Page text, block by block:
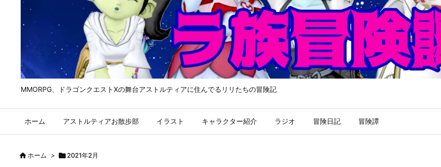
MMORPG、ドラゴンクエストⅩの舞台アストルティアに住んでるリリたちの冒険記
ホーム アストルティアお散歩部 イラスト キャラクター紹介 ラジオ 冒険日記 冒険譚
ホーム > 2021年2月